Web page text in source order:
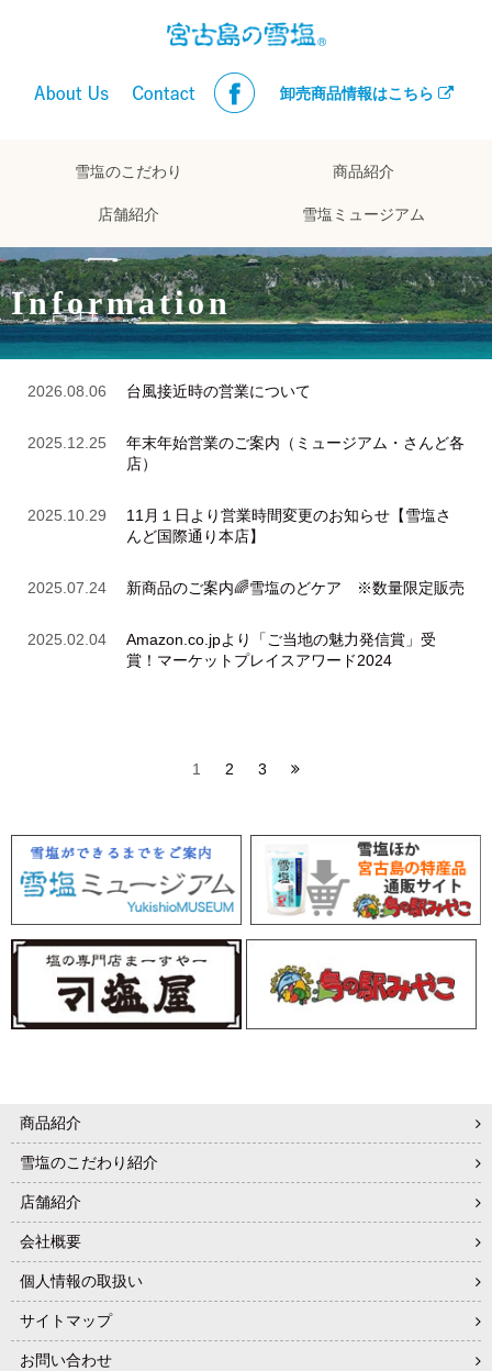
卸売商品情報はこちら
雪塩のこだわり 商品紹介
店舗紹介 雪塩ミュージアム
Information
2026.08.06 台風接近時の営業について
2025.12.25
年末年始営業のご案内（ミュージアム・さんど各
店）
2025.10.29
11月１日より営業時間変更のお知らせ【雪塩さ
んど国際通り本店】
2025.07.24 新商品のご案内🌈雪塩のどケア ※数量限定販売
2025.02.04
Amazon.co.jpより「ご当地の魅力発信賞」受
賞！マーケットプレイスアワード2024
1 2 3
商品紹介
雪塩のこだわり紹介
店舗紹介
会社概要
個人情報の取扱い
サイトマップ
お問い合わせ